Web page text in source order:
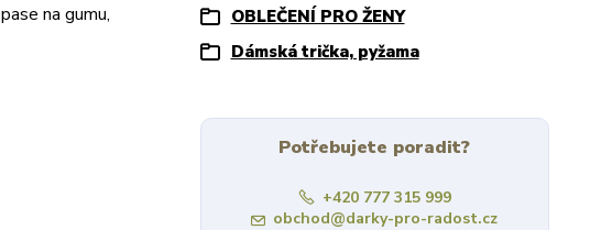
na gumu,
OBLEČENÍ PRO ŽENY
Dámská trička, pyžama
Potřebujete poradit?
+420 777 315 999
obchod@darky-pro-radost.cz